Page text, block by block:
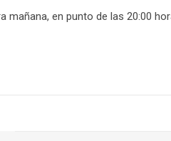
mañana, en punto de las 20:00